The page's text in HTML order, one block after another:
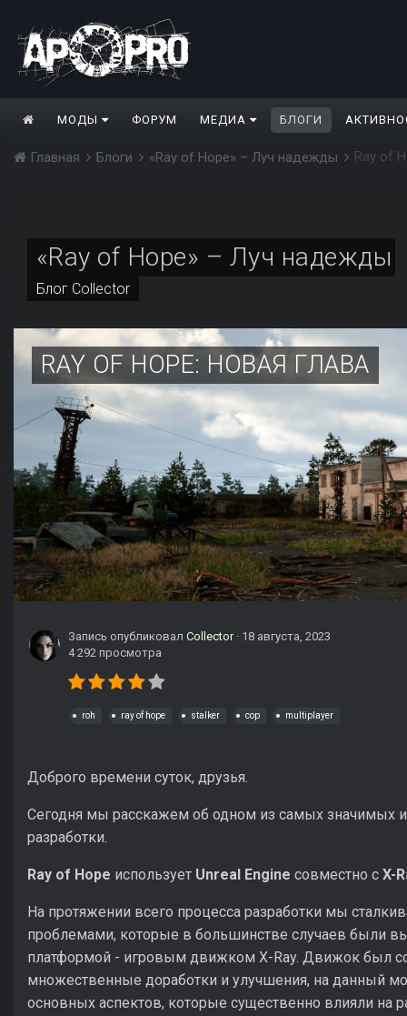
МОДЫ ФОРУМ МЕДИА БЛОГИ
Главная Блоги «Ray of Hope» – Луч надежды Ray of
«Ray of Hope» – Луч надежды
Блог Collector
RAY OF HOPE: НОВАЯ ГЛАВА
Запись опубликовал Collector· 18 августа, 2023
4 292 просмотра
roh ray of hope stalker cop multiplayer
Доброго времени суток, друзья.
Сегодня мы расскажем об одном из самых значимых
разработки.
Ray of Hope использует Unreal Engine совместно с X-
На протяжении всего процесса разработки мы
проблемами, которые в большинстве случаев были
платформой - игровым движком X-Ray. Движок был
множественные доработки и улучшения, на данный
основных аспектов, которые существенно влияли на